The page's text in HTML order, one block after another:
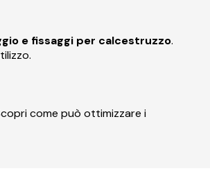
e fissaggi per calcestruzzo.
come può ottimizzare i